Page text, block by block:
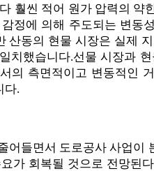
훨씬 적어 원가 압력의 약
정에 의해 주도되는 변동
산동의 현물 시장은 실제
치했습니다.선물 시장과
의 측면적이고 변동적인
다.
어들면서 도로공사 사업이
가 회복될 것으로 전망된